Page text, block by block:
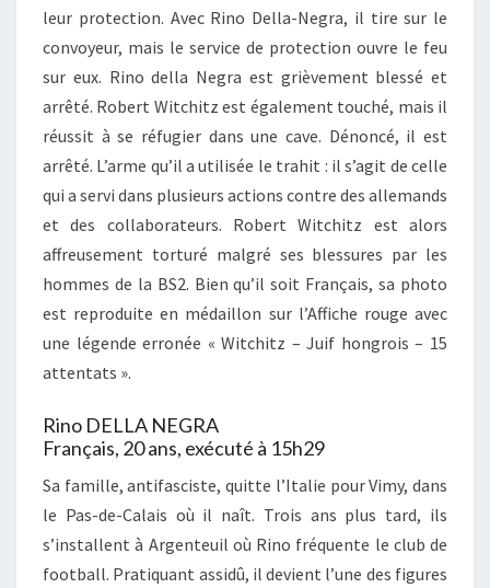
leur protection. Avec Rino Della-Negra, il tire sur le
convoyeur, mais le service de protection ouvre le feu
sur eux. Rino della Negra est grièvement blessé et
arrêté. Robert Witchitz est également touché, mais il
réussit à se réfugier dans une cave. Dénoncé, il est
arrêté. L’arme qu’il a utilisée le trahit : il s’agit de celle
qui a servi dans plusieurs actions contre des allemands
et des collaborateurs. Robert Witchitz est alors
affreusement torturé malgré ses blessures par les
hommes de la BS2. Bien qu’il soit Français, sa photo
est reproduite en médaillon sur l’Affiche rouge avec
une légende erronée « Witchitz – Juif hongrois – 15
attentats ».
Rino DELLA NEGRA
Français, 20 ans, exécuté à 15h29
Sa famille, antifasciste, quitte l’Italie pour Vimy, dans
le Pas-de-Calais où il naît. Trois ans plus tard, ils
s’installent à Argenteuil où Rino fréquente le club de
football. Pratiquant assidû, il devient l’une des figures